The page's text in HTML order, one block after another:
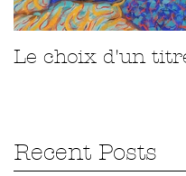
Le choix d'un
Recent Posts